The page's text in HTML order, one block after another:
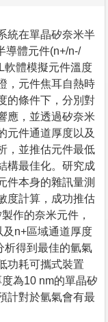
統在單晶矽奈米半
導體元件(n+/n-/
軟體模擬元件溫度
，元件焦耳自熱時
的條件下，分別對
應，並透過矽奈米
元件通道厚度以及
，並推估元件最低
構最佳化。研究成
件本身的雜訊量測
度計算，成功推估
作的奈米元件，
n+區域通道厚度
析得到最佳的氫氣
功耗可攜式裝置
為10 nm的單晶矽
計對於氫氣會有最